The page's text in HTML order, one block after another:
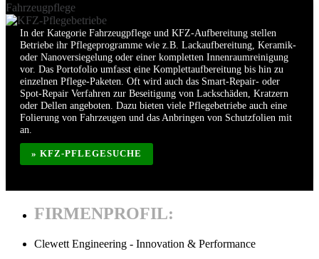
Fahrzeugpflege
In der Kategorie Fahrzeugpflege und KFZ-Aufbereitung stellen
Betriebe ihr Pflegeprogramme wie z.B. Lackaufbereitung, Keramik-
oder Nanoversiegelung oder einer kompletten Innenraumreinigung
vor. Das Portofolio umfasst eine Komplettaufbereitung bis hin zu
einzelnen Pflege-Paketen. Oft wird auch das Smart-Repair- oder
Spot-Repair Verfahren zur Beseitigung von Lackschäden, Kratzern
oder Dellen angeboten. Dazu bieten viele Pflegebetriebe auch eine
Folierung von Fahrzeugen und das Anbringen von Schutzfolien mit
an.
» KFZ-PFLEGESUCHE
FIRMENPROFIL:
Clewett Engineering - Innovation & Performance